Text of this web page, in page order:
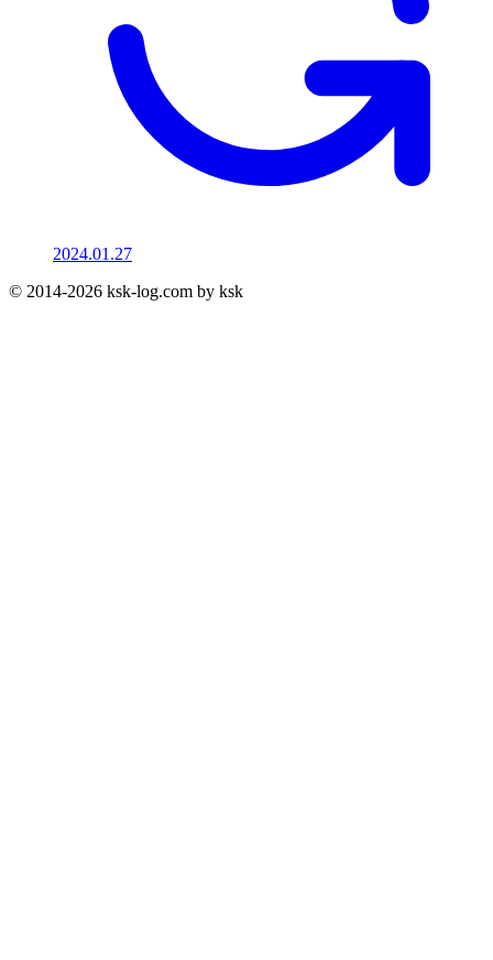
2024.01.27
© 2014-2026 ksk-log.com by ksk